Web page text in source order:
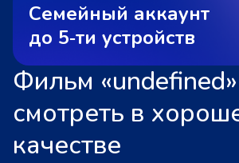
Семейный аккаунт
до 5‑ти устройств
Фильм «undefined»
смотреть в
качестве